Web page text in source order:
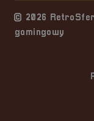
© 2026
gamingowy